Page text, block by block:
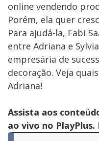
online vendendo
Porém, ela quer
Para ajudá-la, Fabi
entre Adriana e
empresária de
decoração. Veja
Adriana!
Assista aos
ao vivo no PlayPlus.